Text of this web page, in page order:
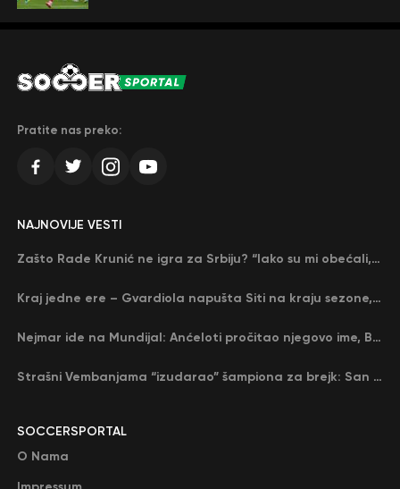
Pratite nas preko:
SOCCERSPORTAL
O Nama
NAJNOVIJE VESTI
Zašto Rade Krunić ne igra za Srbiju? “Iako su mi obećali, niko me nije zvao…”
Kraj jedne ere – Gvardiola napušta Siti na kraju sezone, menja ga njegov nekadašnji rival
Nejmar ide na Mundijal: Anćeloti pročitao njegovo ime, Brazil u delirijumu (VIDEO)
Strašni Vembanjama “izudarao” šampiona za brejk: San Antonio poveo protiv Oklahome